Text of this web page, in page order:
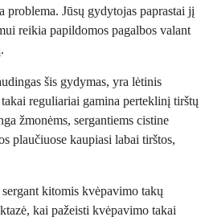
problema. Jūsų gydytojas paprastai jį
reikia papildomos pagalbos valant
šis gydymas, yra lėtinis
reguliariai gamina perteklinį tirštų
žmonėms, sergantiems cistine
plaučiuose kaupiasi labai tirštos,
kitomis kvėpavimo takų
kai pažeisti kvėpavimo takai